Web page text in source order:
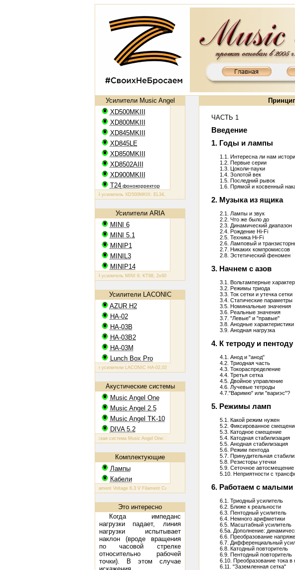
Усилители Music Angel
XD500MKIII
XD800MKIII
XD845MKIII
XD845LE
XD850MKIII
XD8502AIII
XD900MKIII
T24фонокорректор
Ламповый усилитель XD500MKIII: EL34, 2х50 Вт
Усилители ARIA
MINI 6
MINI 5.1
MINIP1
MINIL3
MINIP14
Ламповый усилитель MINI 6: KT88, 2х60 ВтЛамповый усилитель MINIP1: 6AQ5, 2х10 Вт
Усилители LACONIC
AZUR H2
HA-02
HA-03B
HA-03B2
HA-03M
Lunch Box Pro
Ламповые усилители LACONIC HA-02,03B/B2/M: 6N6P, 2х1,2 Вт на 300 Ом
Акустические системы
Music Angel One
Music Angel 2.5
Music Angel TK-10
DIVA 5.2
Акустическая система Music Angel One: 20 - 100 Вт, 38 Гц - 30 кГц, 86 Дб/Вт/мАкустическая система
Комплектующие
Лампы
Кабели
КТ 88: Filament Voltage 6.3 V Filament Current 1.6 A Plate Voltage (max) 800 V Plate Current (max) 230 mA
Это интересно
Когда импеданс
нагрузки падает, линия
нагрузки испытывает
наклон (вроде вращения
по часовой стрелке
относительно рабочей
точки). В этом случае
ЧАСТЬ 1
Введение
1. Годы и лампы
1.1. Интересна ли нам
1.2. Первые серии
1.3. Цоколи-пауки
1.4. Золотой век
1.5. Последний рывок
1.6. Прямой и косвенный
2. Музыка из ящика
2.1. Лампы и звук
2.2. Что же было до
2.3. Динамический диапазон
2.4. Рождение Hi-Fi
2.5. Техника Hi-Fi
2.6. Ламповый и
2.7. Никаких компромиссов
2.8. Эстетический феномен
3. Начнем с азов
3.1. Вольтамперные
3.2. Режимы триода
3.3. Ток сетки и утечка сетки
3.4. Статические параметры
3.5. Номинальные значения
3.6. Реальные значения
3.7. "Левые" и "правые"
3.8. Анодные характеристики
3.9. Анодная нагрузка
4. К тетроду и пентоду
4.1. Анод и "анод"
4.2. Триодная часть
4.3. Токораспределение
4.4. Третья сетка
4.5. Двойное управление
4.6. Лучевые тетроды
4.7."Варимю" или "вариэс"?
5. Режимы ламп
5.1. Какой режим нужен
5.2. Фиксированное
5.3. Катодное смещение
5.4. Катодная стабилизация
5.5. Анодная стабилизация
5.6. Режим пентода
5.7. Принудительная
5.8. Резисторы утечки
5.9. Сеточное автосмещение
5.10. Неприятности с
6. Работаем с малыми
6.1. Триодный усилитель
6.2. Ближе к реальности
6.3. Пентодный усилитель
6.4. Немного арифметики
6.5. Масштабный усилитель
6.5а. Дополнение:
6.6. Преобразование
6.7. Дифференциальный
6.8. Катодный повторитель
6.9. Пентодный повторитель
6.10. Преобразование тока в
6.11. "Заземленная сетка"